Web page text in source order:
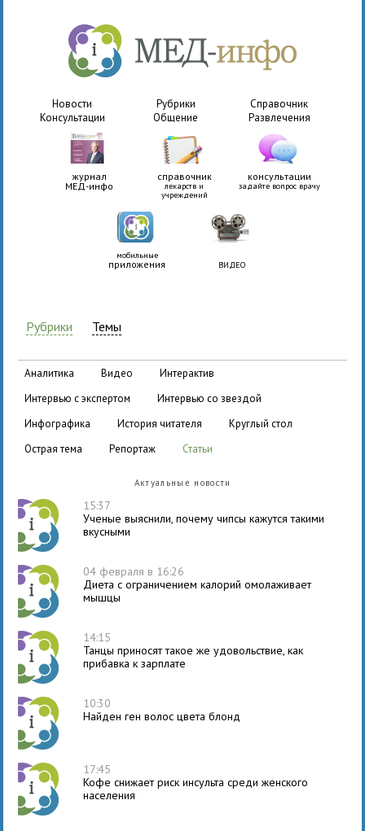
Новости Рубрики
Справочник
Консультации
Общение Развлечения
журнал
МЕД-инфо
справочник
лекарств и
учреждений
консультации
задайте вопрос врачу
мобильные
приложения ВИДЕО
Рубрики Темы
аналитика видео
интерактив
интервью с экспертом
интервью со звездой
инфографика
история читателя
круглый стол
острая тема
репортаж статьи
Актуальные новости
15:37
Ученые выяснили, почему чипсы кажутся такими
вкусными
04 февраля в 16:26
Диета с ограничением калорий омолаживает
мышцы
14:15
Танцы приносят такое же удовольствие, как
прибавка к зарплате
10:30
Найден ген волос цвета блонд
17:45
Кофе снижает риск инсульта среди женского
населения